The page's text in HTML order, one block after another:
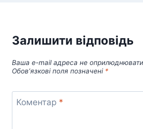
Залишити відповідь
Ваша e-mail адреса не
Обов’язкові поля позначені *
Коментар *